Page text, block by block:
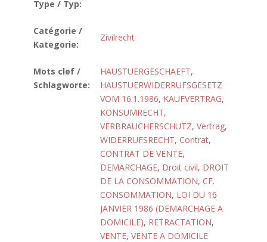
Type / Typ:
Catégorie /
Kategorie:
Zivilrecht
Mots clef /
Schlagworte:
HAUSTUERGESCHAEFT,
HAUSTUERWIDERRUFSGESETZ
VOM 16.1.1986, KAUFVERTRAG,
KONSUMRECHT,
VERBRAUCHERSCHUTZ, Vertrag,
WIDERRUFSRECHT, Contrat,
CONTRAT DE VENTE,
DEMARCHAGE, Droit civil, DROIT
DE LA CONSOMMATION, CF.
CONSOMMATION, LOI DU 16
JANVIER 1986 (DEMARCHAGE A
DOMICILE), RETRACTATION,
VENTE, VENTE A DOMICILE